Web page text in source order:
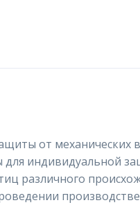
от механических
для индивидуальной
различного